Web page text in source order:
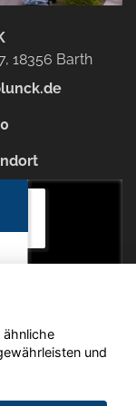
18356 Barth
ähnliche
und